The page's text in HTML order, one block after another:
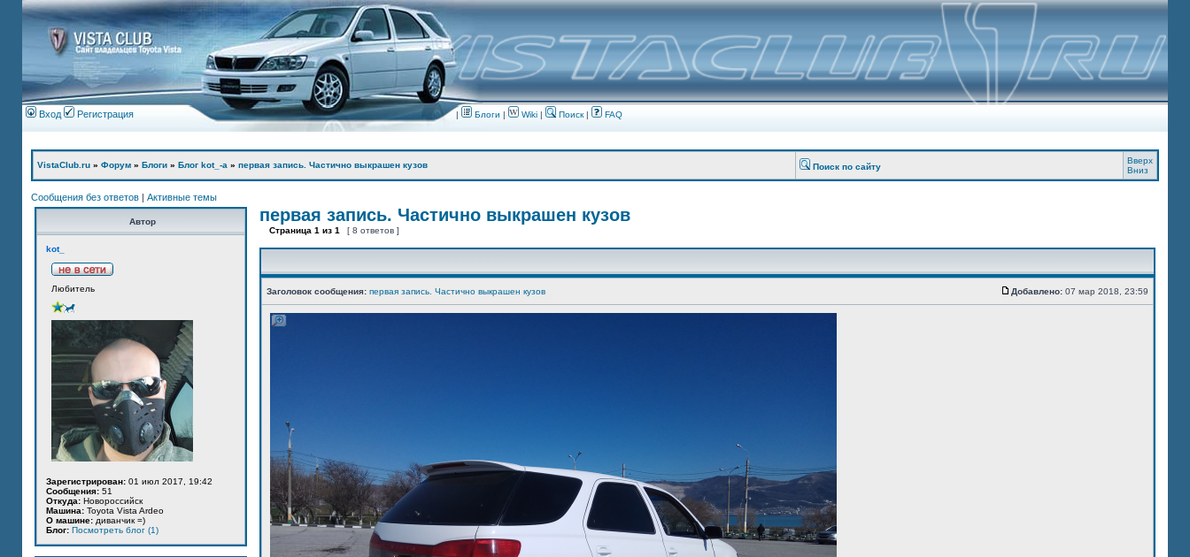
Вход Регистрация | Блоги | Wiki | Поиск| FAQ
VistaClub.ru » Форум » Блоги » Блог kot_-а » первая запись. Частично выкрашен кузов Поиск по сайту
Вверх
Вниз
Сообщения без ответов | Активные темы
Автор
kot_
Любитель
Зарегистрирован: 01 июл 2017, 19:42
Сообщения: 51
Откуда: Новороссийск
Машина: Toyota Vista Ardeo
О машине: диванчик =)
Блог: Посмотреть блог (1)
первая запись. Частично выкрашен кузов
Страница 1 из 1 [ 8 ответов ]
Заголовок сообщения: первая запись. Частично выкрашен кузов Добавлено: 07 мар 2018, 23:59